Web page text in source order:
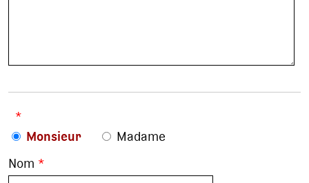
*
Monsieur
Madame
Nom *